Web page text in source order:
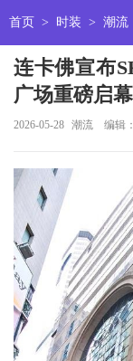
首页 > 时装 > 潮流
连卡佛宣布
广场重磅启幕
2026-05-28 潮流 编辑